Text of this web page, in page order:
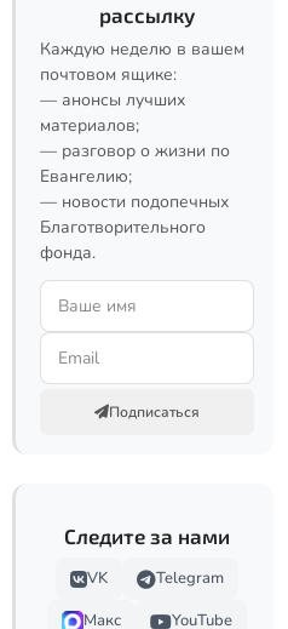
рассылку
Каждую неделю в вашем
почтовом ящике:
— анонсы лучших
материалов;
— разговор о жизни по
Евангелию;
— новости подопечных
Благотворительного
фонда.
Подписаться
Следите за нами
VK
Telegram
Макс
YouTube